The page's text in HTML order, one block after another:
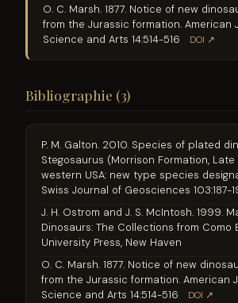
O. C. Marsh. 1877. Notice of new
from the Jurassic formation. American
Science and Arts 14:514-516
DOI ↗
Bibliographie (3)
P. M. Galton. 2010. Species of plated
Stegosaurus (Morrison Formation,
western USA: new type species
Swiss Journal of Geosciences 103:187-
J. H. Ostrom and J. S. McIntosh. 1999.
Dinosaurs: The Collections from Como
University Press, New Haven
O. C. Marsh. 1877. Notice of new
from the Jurassic formation. American
Science and Arts 14:514-516
DOI ↗